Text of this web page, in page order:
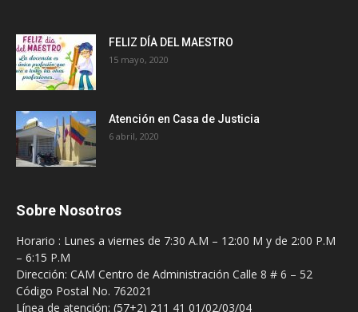
FELIZ DÍA DEL MAESTRO
15 mayo, 2020
Atención en Casa de Justicia
6 abril, 2020
Sobre Nosotros
Horario : Lunes a viernes de 7:30 A.M – 12:00 M y de 2:00 P.M
– 6:15 P.M
Dirección: CAM Centro de Administración Calle 8 # 6 – 52
Código Postal No. 762021
Línea de atención: (57+2) 211 41 01/02/03/04